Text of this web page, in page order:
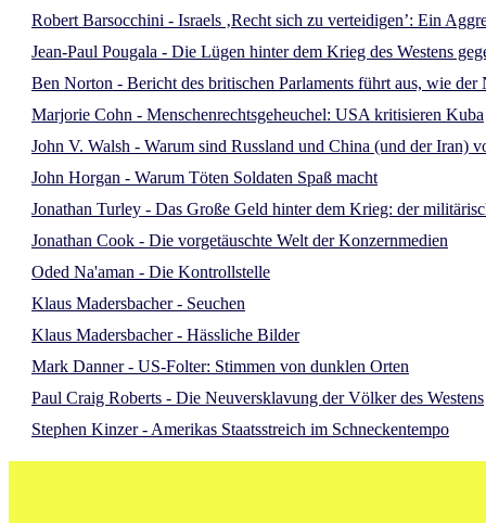
Robert Barsocchini - Israels ‚Recht sich zu verteidigen’: Ein
Jean-Paul Pougala - Die Lügen hinter dem Krieg des Westens
Ben Norton - Bericht des britischen Parlaments führt aus, wie
Marjorie Cohn - Menschenrechtsgeheuchel: USA kritisieren Kuba
John V. Walsh - Warum sind Russland und China (und der Iran)
John Horgan - Warum Töten Soldaten Spaß macht
Jonathan Turley - Das Große Geld hinter dem Krieg: der
Jonathan Cook - Die vorgetäuschte Welt der Konzernmedien
Oded Na'aman - Die Kontrollstelle
Klaus Madersbacher - Seuchen
Klaus Madersbacher - Hässliche Bilder
Mark Danner - US-Folter: Stimmen von dunklen Orten
Paul Craig Roberts - Die Neuversklavung der Völker des Westens
Stephen Kinzer - Amerikas Staatsstreich im Schneckentempo